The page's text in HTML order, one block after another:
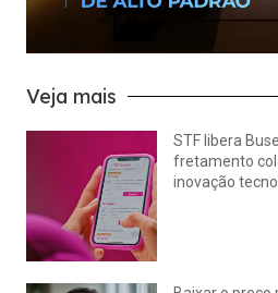
Veja mais
STF libera
fretamento
inovação